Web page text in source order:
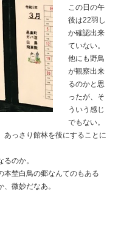
この日の午
後は22羽し
か確認出来
ていない。
他にも野鳥
が観察出来
るのかと思
ったが、そ
ういう感じ
でもない。
あっさり館林を後にすることに
のか。
本埜白鳥の郷なんてのもある
微妙だなあ。